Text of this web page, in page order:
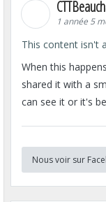
1 année 5
This content isn't
When this
shared it with a
can see it or it's
Nous voir sur